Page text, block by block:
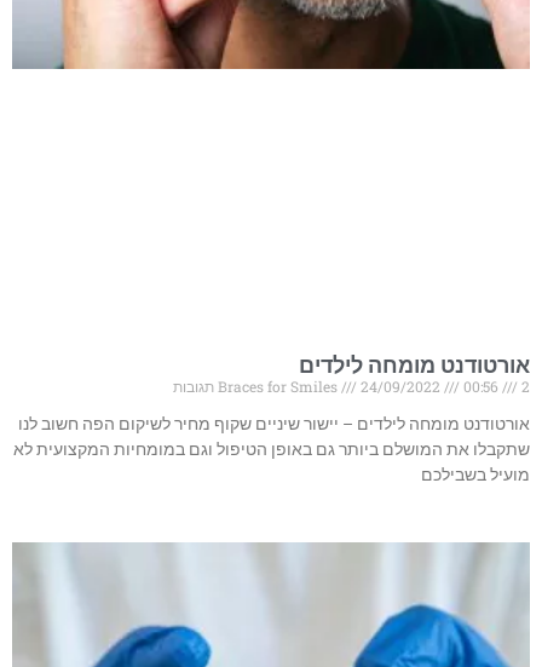
אורטודנט מומחה לילדים
Braces for Smiles 24/09/2022 00:56
2 תגובות
אורטודנט מומחה לילדים – יישור שיניים שקוף מחיר לשיקום הפה חשוב לנו
שתקבלו את המושלם ביותר גם באופן הטיפול וגם במומחיות המקצועית לא
מועיל בשבילכם